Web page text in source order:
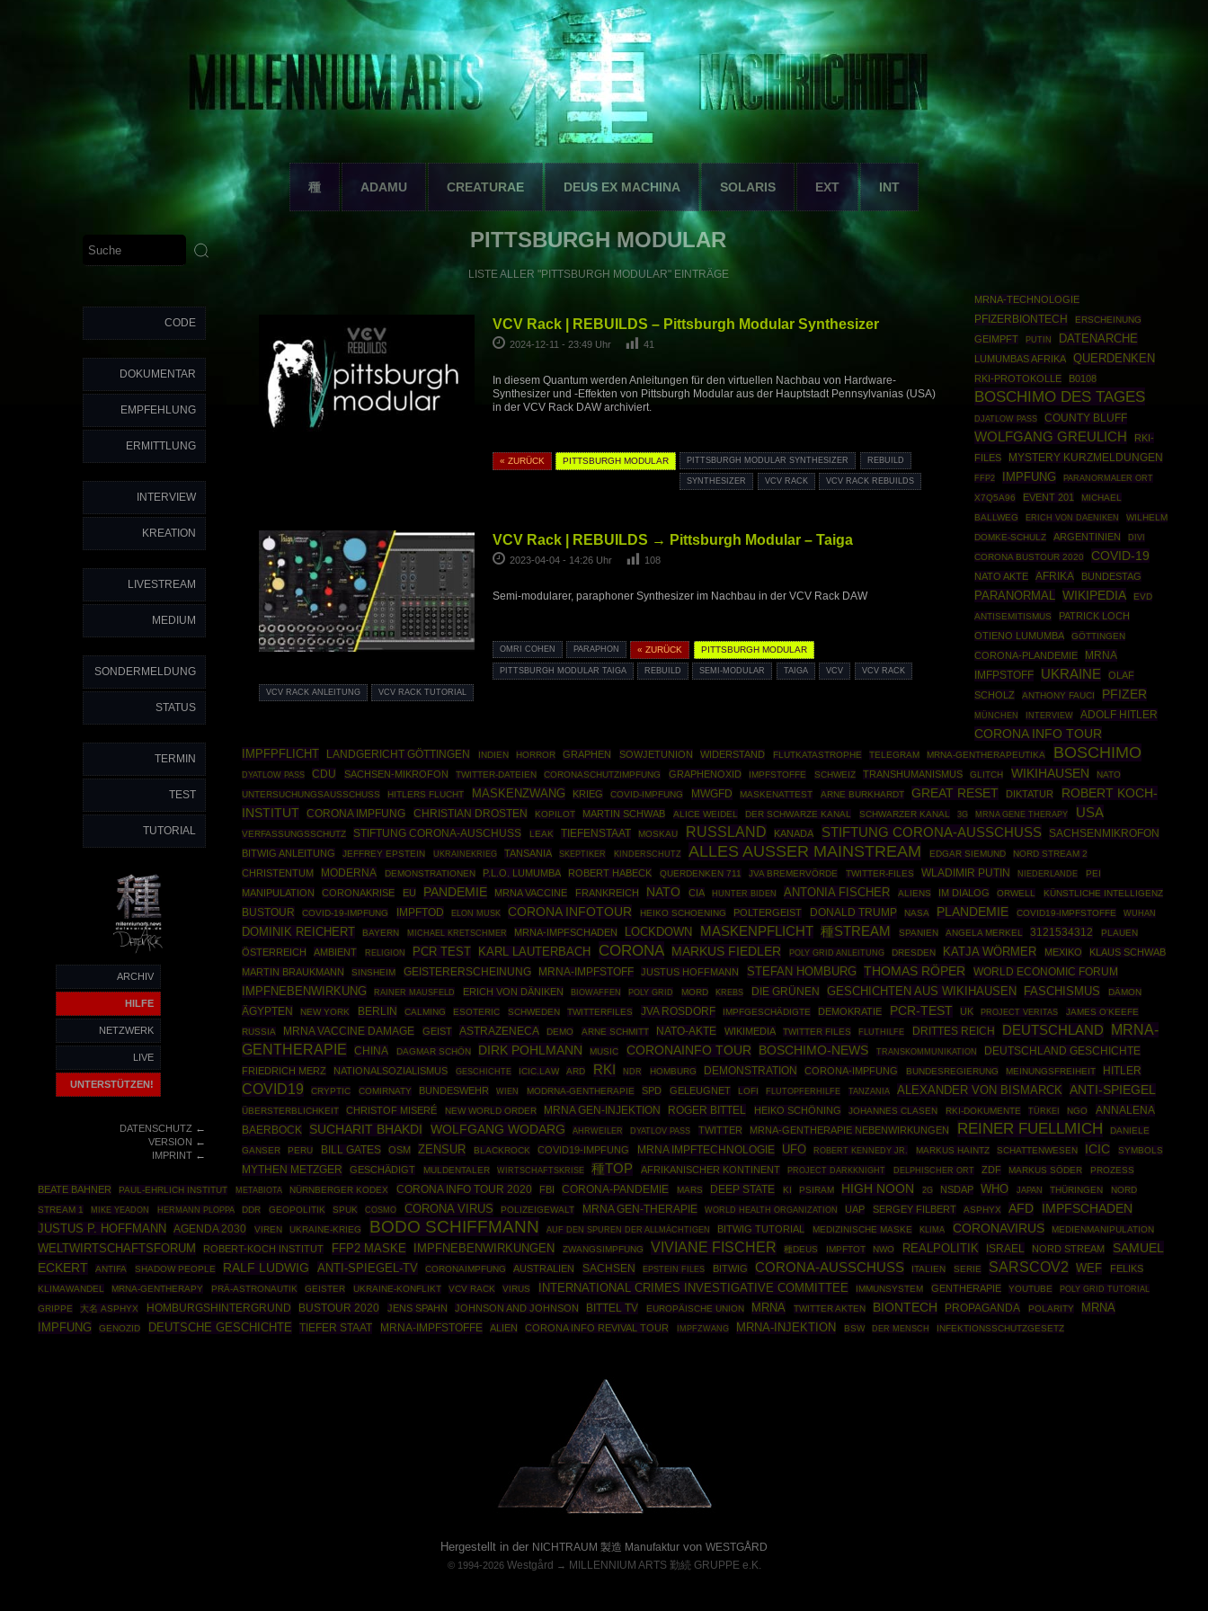
種 ADAMU CREATURAE DEUS EX MACHINA SOLARIS EXT INT
CODE
DOKUMENTAR
EMPFEHLUNG
ERMITTLUNG
INTERVIEW
KREATION
LIVESTREAM
MEDIUM
SONDERMELDUNG
STATUS
TERMIN
TEST
TUTORIAL
ARCHIV
HILFE
NETZWERK
LIVE
UNTERSTÜTZEN!
DATENSCHUTZ←
VERSION ←
IMPRINT←
PITTSBURGH MODULAR
LISTE ALLER "PITTSBURGH MODULAR" EINTRÄGE
VCV Rack | REBUILDS – Pittsburgh Modular Synthesizer
2024-12-11 - 23:49 Uhr 41
In diesem Quantum werden Anleitungen für den virtuellen Nachbau von Hardware-
Synthesizer und -Effekten von Pittsburgh Modular aus der Hauptstadt Pennsylvanias (USA)
in der VCV Rack DAW archiviert.
« ZURÜCK PITTSBURGH MODULAR PITTSBURGH MODULAR SYNTHESIZER REBUILD
SYNTHESIZER VCV RACK VCV RACK REBUILDS
VCV Rack | REBUILDS → Pittsburgh Modular – Taiga
2023-04-04 - 14:26 Uhr 108
Semi-modularer, paraphoner Synthesizer im Nachbau in der VCV Rack DAW
OMRI COHEN PARAPHON « ZURÜCK PITTSBURGH MODULAR
PITTSBURGH MODULAR TAIGA REBUILD SEMI-MODULAR TAIGA VCV VCV RACK
VCV RACK ANLEITUNG VCV RACK TUTORIAL
MRNA-TECHNOLOGIE
PFIZERBIONTECH ERSCHEINUNG
GEIMPFT PUTIN DATENARCHE
LUMUMBAS AFRIKA QUERDENKEN
RKI-PROTOKOLLE B0108
BOSCHIMO DES TAGES
DJATLOW PASS COUNTY BLUFF
WOLFGANG GREULICH
RKI-
FILES
MYSTERY KURZMELDUNGEN
FFP2 IMPFUNG PARANORMALER ORT
X7Q5A96 EVENT 201
MICHAEL
BALLWEG
ERICH VON DAENIKEN
WILHELM
DOMKE-SCHULZ
ARGENTINIEN DIVI
CORONA BUSTOUR 2020 COVID-19
NATO AKTE AFRIKA BUNDESTAG
PARANORMAL WIKIPEDIA
EVD
ANTISEMITISMUS
PATRICK LOCH
OTIENO LUMUMBA
GÖTTINGEN
CORONA-PLANDEMIE
MRNA
IMFPSTOFF
UKRAINE
OLAF
SCHOLZ
ANTHONY FAUCI PFIZER
MÜNCHEN INTERVIEW ADOLF HITLER
CORONA INFO TOUR
IMPFPFLICHT LANDGERICHT GÖTTINGEN INDIEN HORROR GRAPHEN SOWJETUNION WIDERSTAND FLUTKATASTROPHE TELEGRAM MRNA-GENTHERAPEUTIKA BOSCHIMO
DYATLOW PASS CDU SACHSEN-MIKROFON TWITTER-DATEIEN CORONASCHUTZIMPFUNG GRAPHENOXID IMPFSTOFFE SCHWEIZ TRANSHUMANISMUS GLITCH WIKIHAUSEN
NATO
UNTERSUCHUNGSAUSSCHUSS
HITLERS FLUCHT MASKENZWANG KRIEG COVID-IMPFUNG MWGFD MASKENATTEST ARNE BURKHARDT GREAT RESET DIKTATUR
ROBERT KOCH-
INSTITUT
CORONA IMPFUNG CHRISTIAN DROSTEN KOPILOT MARTIN SCHWAB ALICE WEIDEL DER SCHWARZE KANAL SCHWARZER KANAL 3G MRNA GENE THERAPY USA
VERFASSUNGSSCHUTZ STIFTUNG CORONA-AUSCHUSS LEAK TIEFENSTAAT MOSKAU RUSSLAND KANADA STIFTUNG CORONA-AUSSCHUSS SACHSENMIKROFON
BITWIG ANLEITUNG JEFFREY EPSTEIN UKRAINEKRIEG TANSANIA SKEPTIKER KINDERSCHUTZ ALLES AUSSER MAINSTREAM EDGAR SIEMUND NORD STREAM 2
CHRISTENTUM MODERNA DEMONSTRATIONEN P.L.O. LUMUMBA ROBERT HABECK QUERDENKEN 711 JVA BREMERVÖRDE TWITTER-FILES WLADIMIR PUTIN NIEDERLANDE PEI
MANIPULATION CORONAKRISE EU PANDEMIE MRNA VACCINE FRANKREICH NATO CIA HUNTER BIDEN ANTONIA FISCHER ALIENS IM DIALOG ORWELL KÜNSTLICHE INTELLIGENZ
BUSTOUR COVID-19-IMPFUNG IMPFTOD ELON MUSK CORONA INFOTOUR HEIKO SCHOENING POLTERGEIST DONALD TRUMP NASA PLANDEMIE COVID19-IMPFSTOFFE WUHAN
DOMINIK REICHERT BAYERN MICHAEL KRETSCHMER MRNA-IMPFSCHADEN LOCKDOWN MASKENPFLICHT 種STREAM SPANIEN ANGELA MERKEL 3121534312 PLAUEN
ÖSTERREICH AMBIENT RELIGION PCR TEST KARL LAUTERBACH CORONA MARKUS FIEDLER POLY GRID ANLEITUNG DRESDEN KATJA WÖRMER MEXIKO
KLAUS SCHWAB
MARTIN BRAUKMANN
SINSHEIM GEISTERERSCHEINUNG MRNA-IMPFSTOFF JUSTUS HOFFMANN STEFAN HOMBURG THOMAS RÖPER WORLD ECONOMIC FORUM
IMPFNEBENWIRKUNG RAINER MAUSFELD ERICH VON DÄNIKEN BIOWAFFEN POLY GRID MORD KREBS DIE GRÜNEN GESCHICHTEN AUS WIKIHAUSEN FASCHISMUS DÄMON
ÄGYPTEN NEW YORK BERLIN CALMING ESOTERIC SCHWEDEN TWITTERFILES JVA ROSDORF IMPFGESCHÄDIGTE DEMOKRATIE PCR-TEST UK PROJECT VERITAS
JAMES O'KEEFE
RUSSIA
MRNA VACCINE DAMAGE GEIST ASTRAZENECA DEMO ARNE SCHMITT NATO-AKTE WIKIMEDIA TWITTER FILES FLUTHILFE DRITTES REICH DEUTSCHLAND
MRNA-
GENTHERAPIE
CHINA DAGMAR SCHÖN DIRK POHLMANN MUSIC CORONAINFO TOUR BOSCHIMO-NEWS TRANSKOMMUNIKATION DEUTSCHLAND GESCHICHTE
FRIEDRICH MERZ NATIONALSOZIALISMUS GESCHICHTE ICIC.LAW ARD RKI NDR HOMBURG DEMONSTRATION CORONA-IMPFUNG BUNDESREGIERUNG MEINUNGSFREIHEIT HITLER
COVID19 CRYPTIC COMIRNATY BUNDESWEHR WIEN MODRNA-GENTHERAPIE SPD GELEUGNET LOFI FLUTOPFERHILFE TANZANIA ALEXANDER VON BISMARCK ANTI-SPIEGEL
ÜBERSTERBLICHKEIT CHRISTOF MISERÉ NEW WORLD ORDER MRNA GEN-INJEKTION ROGER BITTEL HEIKO SCHÖNING JOHANNES CLASEN RKI-DOKUMENTE TÜRKEI NGO
ANNALENA
BAERBOCK
SUCHARIT BHAKDI WOLFGANG WODARG AHRWEILER DYATLOV PASS TWITTER MRNA-GENTHERAPIE NEBENWIRKUNGEN REINER FUELLMICH
DANIELE
GANSER
PERU BILL GATES OSM ZENSUR BLACKROCK COVID19-IMPFUNG MRNA IMPFTECHNOLOGIE UFO ROBERT KENNEDY JR. MARKUS HAINTZ SCHATTENWESEN ICIC SYMBOLS
MYTHEN METZGER GESCHÄDIGT MULDENTALER WIRTSCHAFTSKRISE 種TOP AFRIKANISCHER KONTINENT PROJECT DARKKNIGHT DELPHISCHER ORT ZDF MARKUS SÖDER PROZESS
BEATE BAHNER PAUL-EHRLICH INSTITUT METABIOTA NÜRNBERGER KODEX CORONA INFO TOUR 2020 FBI CORONA-PANDEMIE MARS DEEP STATE KI PSIRAM HIGH NOON 2G NSDAP WHO JAPAN THÜRINGEN
NORD
STREAM 1
MIKE YEADON HERMANN PLOPPA DDR GEOPOLITIK SPUK COSMO CORONA VIRUS POLIZEIGEWALT MRNA GEN-THERAPIE WORLD HEALTH ORGANIZATION UAP SERGEY FILBERT ASPHYX AFD IMPFSCHADEN
JUSTUS P. HOFFMANN AGENDA 2030 VIREN UKRAINE-KRIEG BODO SCHIFFMANN AUF DEN SPUREN DER ALLMÄCHTIGEN BITWIG TUTORIAL MEDIZINISCHE MASKE KLIMA CORONAVIRUS MEDIENMANIPULATION
WELTWIRTSCHAFTSFORUM ROBERT-KOCH INSTITUT FFP2 MASKE IMPFNEBENWIRKUNGEN ZWANGSIMPFUNG VIVIANE FISCHER 種DEUS IMPFTOT NWO REALPOLITIK ISRAEL NORD STREAM
SAMUEL
ECKERT
ANTIFA SHADOW PEOPLE RALF LUDWIG ANTI-SPIEGEL-TV CORONAIMPFUNG AUSTRALIEN SACHSEN EPSTEIN FILES BITWIG CORONA-AUSSCHUSS ITALIEN SERIE SARSCOV2 WEF FELIKS
KLIMAWANDEL MRNA-GENTHERAPY PRÄ-ASTRONAUTIK GEISTER UKRAINE-KONFLIKT VCV RACK VIRUS INTERNATIONAL CRIMES INVESTIGATIVE COMMITTEE IMMUNSYSTEM GENTHERAPIE YOUTUBE
POLY GRID TUTORIAL
GRIPPE
大名 ASPHYX HOMBURGSHINTERGRUND BUSTOUR 2020 JENS SPAHN JOHNSON AND JOHNSON BITTEL TV EUROPÄISCHE UNION MRNA TWITTER AKTEN BIONTECH PROPAGANDA POLARITY
MRNA
IMPFUNG
GENOZID DEUTSCHE GESCHICHTE TIEFER STAAT MRNA-IMPFSTOFFE ALIEN CORONA INFO REVIVAL TOUR IMPFZWANG MRNA-INJEKTION BSW DER MENSCH INFEKTIONSSCHUTZGESETZ
Hergestellt in der NICHTRAUM 製造 Manufaktur von WESTGÅRD
© 1994-2026 Westgård → MILLENNIUM ARTS 勤続 GRUPPE e.K.
Powered By :